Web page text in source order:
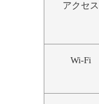
アクセス
Wi-Fi